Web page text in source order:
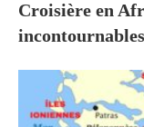
Croisière en